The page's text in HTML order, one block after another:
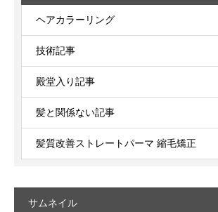
ヘアカラーリング
技術記事
殿堂入り記事
髪と関係ない記事
髪質改善ストレートパーマ 縮毛矯正
サムネイル